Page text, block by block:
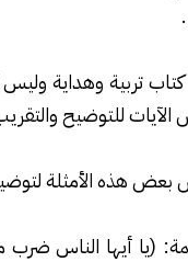
تربية وهداية وليس
للتوضيح
هذه الأمثلة
(يا أيها الناس